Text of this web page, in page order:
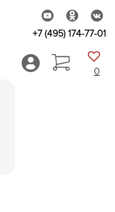
+7 (495) 174-77-01
0